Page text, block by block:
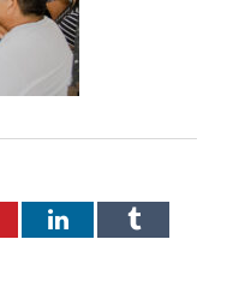
LinkedInTumblr